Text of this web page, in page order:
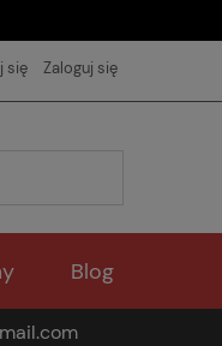
się Zaloguj się
Blog